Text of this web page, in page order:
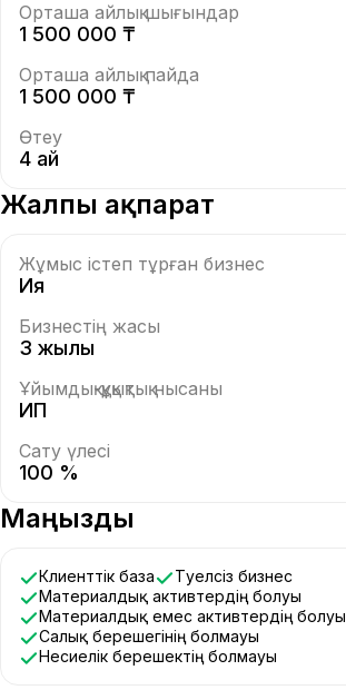
Орташа айлық шығындар
1 500 000 ₸
Орташа айлық пайда
1 500 000 ₸
Өтеу
4 ай
Жалпы ақпарат
Жұмыс істеп тұрған бизнес
Ия
Бизнестің жасы
3 жылы
Ұйымдық-құқықтық нысаны
ИП
Сату үлесі
100 %
Маңызды
Клиенттік база
Тәуелсіз бизнес
Материалдық активтердің болуы
Материалдық емес активтердің болуы
Салық берешегінің болмауы
Несиелік берешектің болмауы